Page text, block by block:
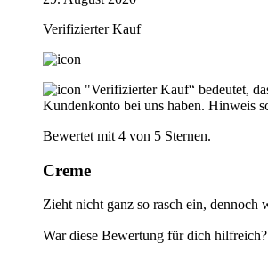
Verifizierter Kauf
"Verifizierter Kauf“ bedeutet,
Kundenkonto bei uns haben. Hinweis
Bewertet mit 4 von 5 Sternen.
Creme
Zieht nicht ganz so rasch ein, dennoch
War diese Bewertung für dich hilfreich?